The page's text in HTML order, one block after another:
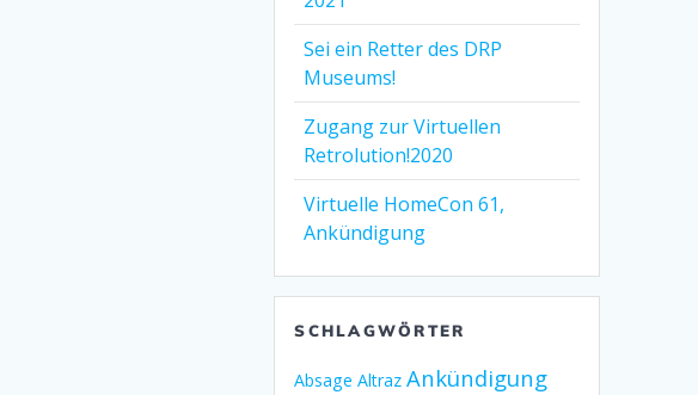
Sei ein Retter des DRP
Museums!
Zugang zur Virtuellen
Retrolution!2020
Virtuelle HomeCon 61,
Ankündigung
SCHLAGWÖRTER
Absage Altraz Ankündigung